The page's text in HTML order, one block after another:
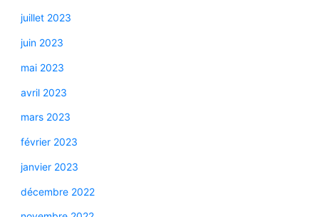
juillet 2023
juin 2023
mai 2023
avril 2023
mars 2023
février 2023
janvier 2023
décembre 2022